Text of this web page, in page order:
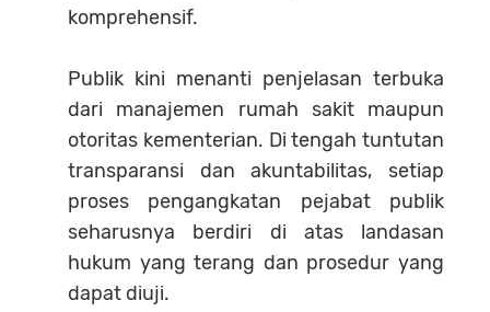
komprehensif.
Publik kini menanti penjelasan terbuka
dari manajemen rumah sakit maupun
otoritas kementerian. Di tengah tuntutan
transparansi dan akuntabilitas, setiap
proses pengangkatan pejabat publik
seharusnya berdiri di atas landasan
hukum yang terang dan prosedur yang
dapat diuji.